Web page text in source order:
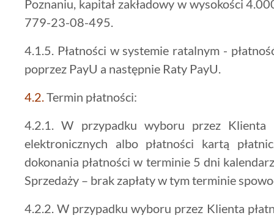
Poznaniu, kapitał zakładowy w wysokości
779-23-08-495.
4.1.5. Płatności w systemie ratalnym -
poprzez PayU a następnie Raty PayU.
4.2. Termin płatności:
4.2.1. W przypadku wyboru przez Klienta
elektronicznych albo płatności kartą
dokonania płatności w terminie 5 dni
Sprzedaży – brak zapłaty w tym terminie
4.2.2. W przypadku wyboru przez Klienta